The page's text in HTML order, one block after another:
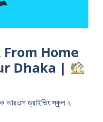
Home
Dhaka |
আরএস ড্রাইভিং স্কুল ২